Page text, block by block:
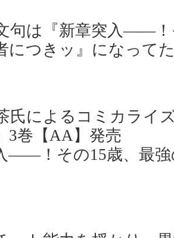
句は『新章突入――！
につきッ』になって
氏によるコミカライ
3巻【AA】発売
――！その15歳、最